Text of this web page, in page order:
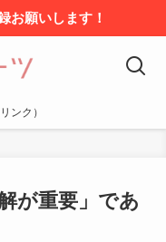
お願いします！
ンク）
が重要」であ